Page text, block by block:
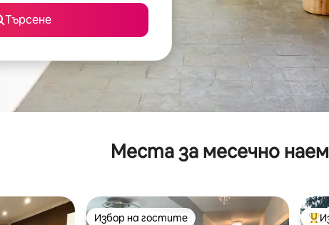
Търсене
Места за месечно
Избор на гостите